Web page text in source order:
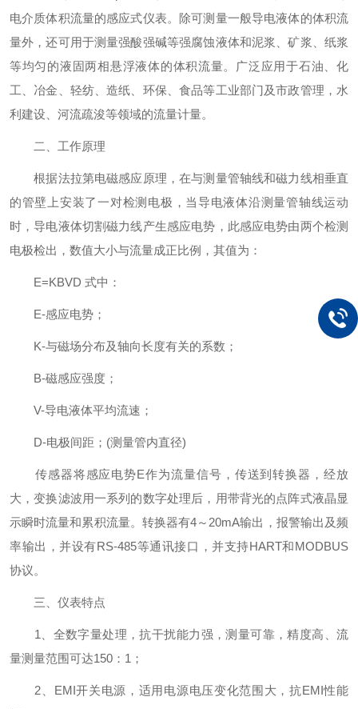
电介质体积流量的感应式仪表。除可测量一般导电液体的体积流
量外，还可用于测量强酸强碱等强腐蚀液体和泥浆、矿浆、纸浆
等均匀的液固两相悬浮液体的体积流量。广泛应用于石油、化
工、冶金、轻纺、造纸、环保、食品等工业部门及市政管理，水
利建设、河流疏浚等领域的流量计量。
二、工作原理
根据法拉第电磁感应原理，在与测量管轴线和磁力线相垂直
的管壁上安装了一对检测电极，当导电液体沿测量管轴线运动
时，导电液体切割磁力线产生感应电势，此感应电势由两个检测
电极检出，数值大小与流量成正比例，其值为：
E=KBVD 式中：
E-感应电势；
K-与磁场分布及轴向长度有关的系数；
B-磁感应强度；
V-导电液体平均流速；
D-电极间距；(测量管内直径)
传感器将感应电势E作为流量信号，传送到转换器，经放
大，变换滤波用一系列的数字处理后，用带背光的点阵式液晶显
示瞬时流量和累积流量。转换器有4～20mA输出，报警输出及频
率输出，并设有RS-485等通讯接口，并支持HART和MODBUS
协议。
三、仪表特点
1、全数字量处理，抗干扰能力强，测量可靠，精度高、流
量测量范围可达150：1；
2、EMI开关电源，适用电源电压变化范围大，抗EMI性能